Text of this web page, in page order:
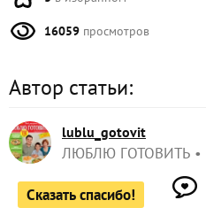
16059 просмотров
Автор статьи:
lublu_gotovit
ЛЮБЛЮ ГОТОВИТЬ
Сказать спасибо!